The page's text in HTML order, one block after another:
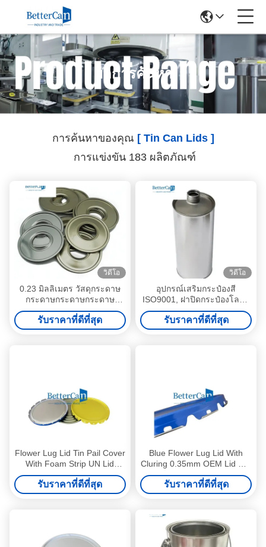
ผลการค้นหา
การค้นหาของคุณ [ Tin Can Lids ]
การแข่งขัน 183 ผลิตภัณฑ์
วิดีโอ
0.23 มิลลิเมตร วัสดุกระดาษ
กระดาษกระดาษกระดาษ
กระดาษกระดาษกระดาษ
กระดาษกระดาษกระดาษ
กระดาษกระดาษกระดาษ
กระดาษ
รับราคาที่ดีที่สุด
วิดีโอ
อุปกรณ์เสริมกระป๋องสี
ISO9001, ฝาปิดกระป๋องโลหะ
กลม
รับราคาที่ดีที่สุด
Flower Lug Lid Tin Pail Cover
With Foam Strip UN Lid
0.38mm For Tin Can
รับราคาที่ดีที่สุด
Blue Flower Lug Lid With
Cluring 0.35mm OEM Lid For
Tin Pail
รับราคาที่ดีที่สุด